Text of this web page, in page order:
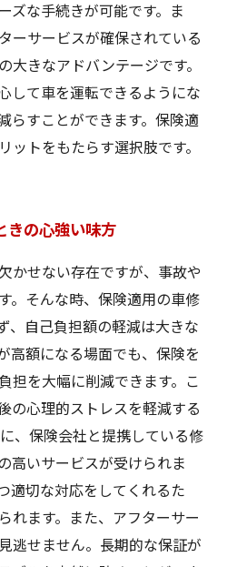
ズな手続きが可能です。ま
ーサービスが確保されている
大きなアドバンテージです。
して車を運転できるようにな
らすことができます。保険適
ットをもたらす選択肢です。
きの心強い味方
かせない存在ですが、事故や
。そんな時、保険適用の車修
、自己負担額の軽減は大きな
高額になる場面でも、保険を
担を大幅に削減できます。こ
の心理的ストレスを軽減する
、保険会社と提携している修
高いサービスが受けられま
適切な対応をしてくれるた
れます。また、アフターサー
逃せません。長期的な保証が